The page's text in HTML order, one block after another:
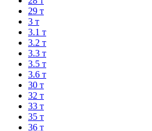
29 т
3 т
3.1 т
3.2 т
3.3 т
3.5 т
3.6 т
30 т
32 т
33 т
35 т
36 т